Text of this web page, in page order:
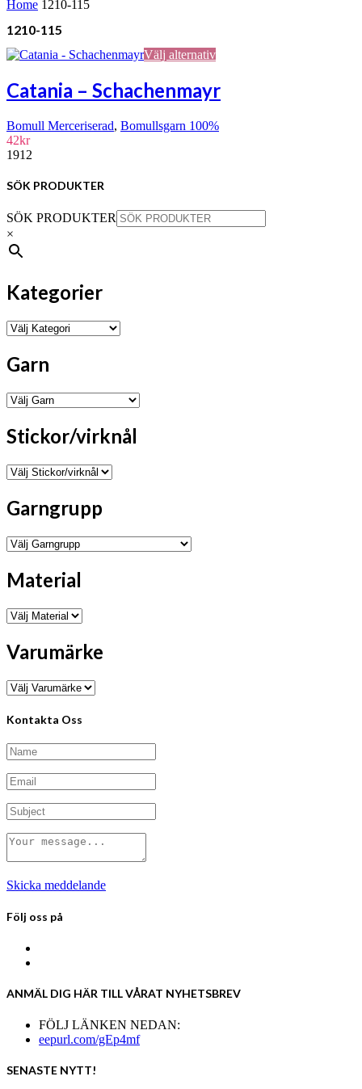
Home 1210-115
1210-115
Välj alternativDen
har
varianter.
på
produktsidan
Catania – Schachenmayr
Bomull Merceriserad, Bomullsgarn 100%
42kr
1912
SÖK PRODUKTER
SÖK PRODUKTER
×
Kategorier
Garn
Stickor/virknål
Garngrupp
Material
Varumärke
Kontakta Oss
Skicka meddelande
Följ oss på
ANMÄL DIG HÄR TILL VÅRAT NYHETSBREV
FÖLJ LÄNKEN NEDAN:
eepurl.com/gEp4mf
SENASTE NYTT!